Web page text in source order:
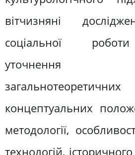
вітчизняні
соціальної
уточнення
концептуальних
методології,
технологій,